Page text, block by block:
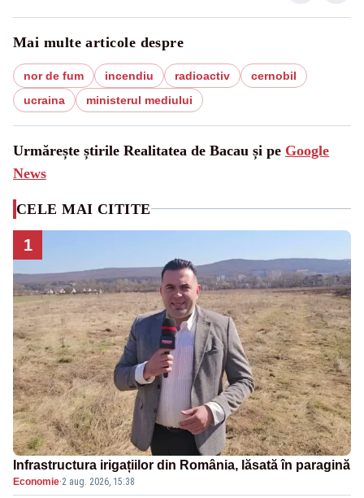
Mai multe articole despre
nor de fum incendiu radioactiv
cernobil
ucraina
ministerul mediului
Urmărește știrile Realitatea de Bacau și pe Google
News
CELE MAI CITITE
1
Infrastructura irigațiilor din România, lăsată în paragină
Economie·2 aug. 2026, 15:38